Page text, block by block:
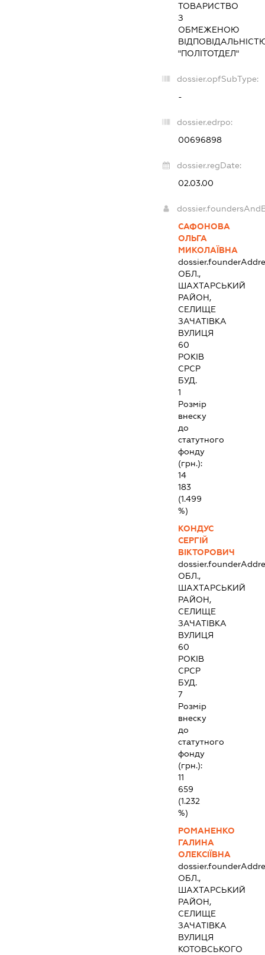
ТОВАРИСТВО
З
ОБМЕЖЕНОЮ
"ПОЛІТОТДЕЛ"
dossier.opfSubType:
-
dossier.edrpo:
00696898
dossier.regDate:
02.03.00
САФОНОВА
ОЛЬГА
МИКОЛАЇВНА
ОБЛ.,
ШАХТАРСЬКИЙ
РАЙОН,
СЕЛИЩЕ
ЗАЧАТІВКА
ВУЛИЦЯ
60
РОКІВ
СРСР
БУД.
1
Розмір
внеску
до
статутного
фонду
(грн.):
14
183
(1.499
%)
КОНДУС
СЕРГІЙ
ВІКТОРОВИЧ
ОБЛ.,
ШАХТАРСЬКИЙ
РАЙОН,
СЕЛИЩЕ
ЗАЧАТІВКА
ВУЛИЦЯ
60
РОКІВ
СРСР
БУД.
7
Розмір
внеску
до
статутного
фонду
(грн.):
11
659
(1.232
%)
РОМАНЕНКО
ГАЛИНА
ОЛЕКСІЇВНА
ОБЛ.,
ШАХТАРСЬКИЙ
РАЙОН,
СЕЛИЩЕ
ЗАЧАТІВКА
ВУЛИЦЯ
КОТОВСЬКОГО